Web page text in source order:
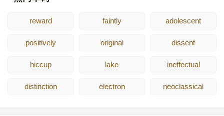
reward faintly adolescent
positively original dissent
hiccup lake ineffectual
distinction electron neoclassical